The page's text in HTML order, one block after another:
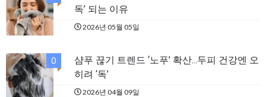
독’ 되는 이유
2026년 05월 05일
0
샴푸 끊기 트렌드 ‘노푸’ 확산…두피 건강엔 오
히려 ‘독’
2026년 04월 09일